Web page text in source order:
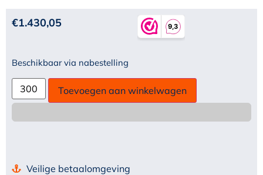
€1.430,05
Beschikbaar via nabestelling
Toevoegen aan winkelwagen
Veilige betaalomgeving